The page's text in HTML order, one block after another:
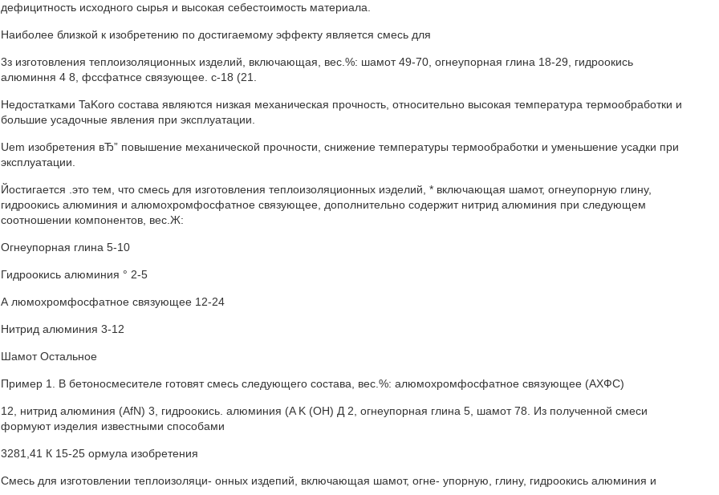
дефицитность исходного сырья и высокая себестоимость материала.
Наиболее близкой к изобретению по достигаемому эффекту является смесь для
3з изготовления теплоизоляционных изделий, включающая, вес.%: шамот 49-70, огнеупорная глина 18-29, гидроокись
алюминня 4 8, фссфатнсе связующее. с-18 (21.
Недостатками TaKoro состава являются низкая механическая прочность, относительно высокая температура термообработки и
большие усадочные явления при эксплуатации.
Uem изобретения вЂ” повышение механической прочности, снижение температуры термообработки и уменьшение усадки при
эксплуатации.
Йостигается .это тем, что смесь для изготовления теплоизоляционных иэделий, * включающая шамот, огнеупорную глину,
гидроокись алюминия и алюмохромфосфатное связующее, дополнительно содержит нитрид алюминия при следующем
соотношении компонентов, вес.Ж:
Огнеупорная глина 5-10
Гидроокись алюминия ° 2-5
А люмохромфосфатное связующее 12-24
Нитрид алюминия 3-12
Шамот Остальное
Пример 1. В бетоносмесителе готовят смесь следующего состава, вес.%: алюмохромфосфатное связующее (АХФС)
12, нитрид алюминия (AfN) 3, гидроокись. алюминия (A K (ОН) Д 2, огнеупорная глина 5, шамот 78. Из полученной смеси
формуют иэделия известными способами
3281,41 К 15-25 ормула изобретения
Смесь для изготовлении теплоизоляци- онных издепий, включающая шамот, огне- упорную, глину, гидроокись алюминия и